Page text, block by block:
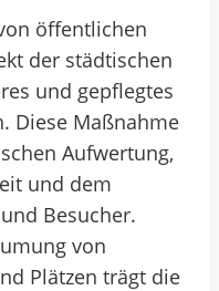
öffentlichen
der städtischen
und gepflegtes
Diese Maßnahme
Aufwertung,
und dem
Besucher.
von
Plätzen trägt die